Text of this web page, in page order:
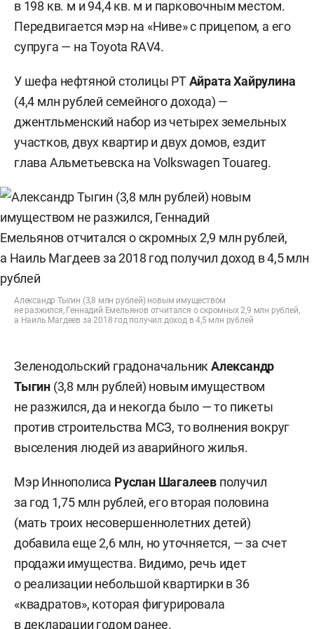
в 198 кв. м и 94,4 кв. м и парковочным местом.
Передвигается мэр на «Ниве» с прицепом, а его
супруга — на Toyota RАV4.
У шефа нефтяной столицы РТАйрата Хайрулина
(4,4 млн рублей семейного дохода) —
джентльменский набор из четырех земельных
участков, двух квартир и двух домов, ездит
глава Альметьевска на Volkswagen Touareg.
Александр Тыгин (3,8 млн рублей) новым имуществом
не разжился, Геннадий Емельянов отчитался о скромных 2,9 млн рублей,
а Наиль Магдеев за 2018 год получил доход в 4,5 млн рублей
Зеленодольский градоначальник Александр
Тыгин (3,8 млн рублей) новым имуществом
не разжился, да и некогда было — то пикеты
против строительства МСЗ, то волнения вокруг
выселения людей из аварийного жилья.
Мэр Иннополиса Руслан Шагалеев получил
за год 1,75 млн рублей, его вторая половина
(мать троих несовершеннолетних детей)
добавила еще 2,6 млн, но уточняется, — за счет
продажи имущества. Видимо, речь идет
о реализации небольшой квартирки в 36
«квадратов», которая фигурировала
в декларации годом ранее.